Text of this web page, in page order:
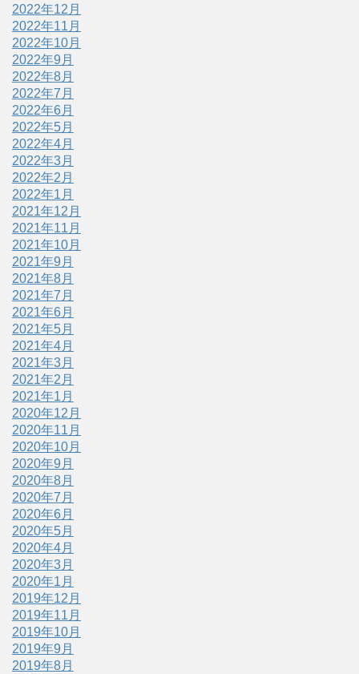
2022年12月
2022年11月
2022年10月
2022年9月
2022年8月
2022年7月
2022年6月
2022年5月
2022年4月
2022年3月
2022年2月
2022年1月
2021年12月
2021年11月
2021年10月
2021年9月
2021年8月
2021年7月
2021年6月
2021年5月
2021年4月
2021年3月
2021年2月
2021年1月
2020年12月
2020年11月
2020年10月
2020年9月
2020年8月
2020年7月
2020年6月
2020年5月
2020年4月
2020年3月
2020年1月
2019年12月
2019年11月
2019年10月
2019年9月
2019年8月